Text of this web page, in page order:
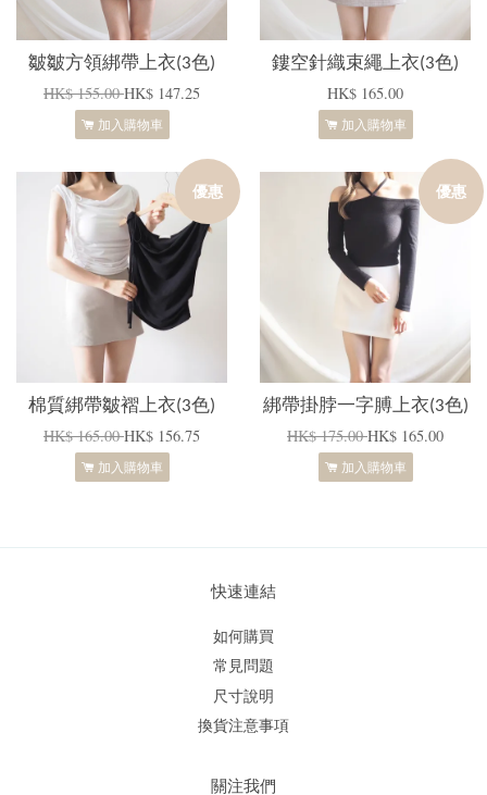
皺皺方領綁帶上衣(3色)
HK$ 155.00HK$ 147.25
加入購物車
鏤空針織束繩上衣(3色)
HK$ 165.00
加入購物車
優惠
棉質綁帶皺褶上衣(3色)
HK$ 165.00HK$ 156.75
加入購物車
優惠
綁帶掛脖一字膊上衣(3色)
HK$ 175.00HK$ 165.00
加入購物車
快速連結
如何購買
常見問題
尺寸說明
換貨注意事項
關注我們